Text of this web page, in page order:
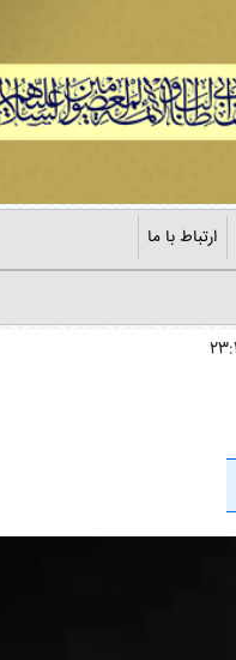
ارتباط با ما